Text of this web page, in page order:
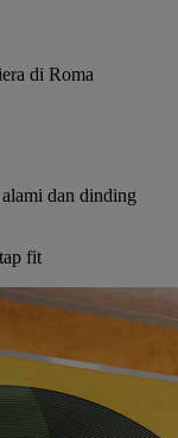
di Roma
dan dinding
fit